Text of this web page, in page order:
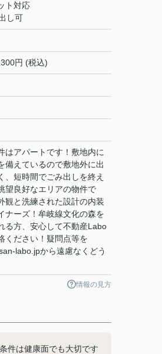
ト対応
し可
円 (税込)
はアパートです！敷地内に
備えているので敷地外に出
、短時間でごみ出しを終え
望良好なエリアの物件で
観と洗練された設計の内装
ナーズ！牟岐線文化の森を
る方、安心して不動産Labo
ください！疑問点等を
labo.jpから遠慮なくどう
情報の見方
件は健康面でも大切です